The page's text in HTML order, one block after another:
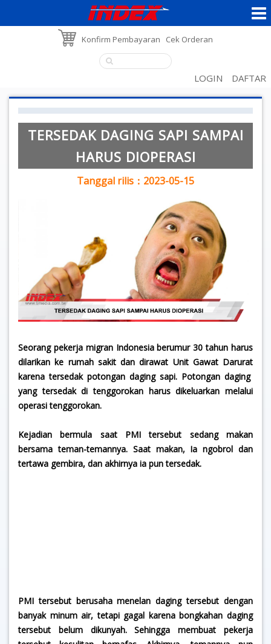
Konfirm Pembayaran Cek Orderan
LOGIN DAFTAR
TERSEDAK DAGING SAPI SAMPAI
HARUS DIOPERASI
Tanggal rilis：2023-05-15
Seorang pekerja migran Indonesia berumur 30 tahun harus
dilarikan ke rumah sakit dan dirawat Unit Gawat Darurat
karena tersedak potongan daging sapi. Potongan daging
yang tersedak di tenggorokan harus dikeluarkan melalui
operasi tenggorokan.
Kejadian bermula saat PMI tersebut sedang makan
bersama teman-temannya. Saat makan, Ia ngobrol dan
tertawa gembira, dan akhirnya ia pun tersedak.
PMI tersebut berusaha menelan daging tersebut dengan
banyak minum air, tetapi gagal karena bongkahan daging
tersebut belum dikunyah. Sehingga membuat pekerja